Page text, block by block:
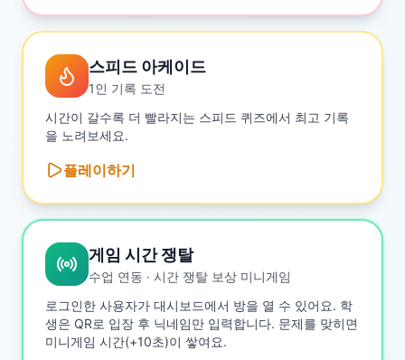
스피드 아케이드
1인 기록 도전
시간이 갈수록 더 빨라지는 스피드 퀴즈에서 최고 기록
을 노려보세요.
플레이하기
게임 시간 쟁탈
수업 연동 · 시간 쟁탈 보상 미니게임
로그인한 사용자가 대시보드에서 방을 열 수 있어요. 학
생은 QR로 입장 후 닉네임만 입력합니다. 문제를 맞히면
미니게임 시간(+10초)이 쌓여요.